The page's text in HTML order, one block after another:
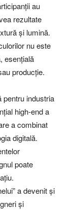
au
rezultate
și lumină.
nu este
esențială
producție.
pentru industria
high-end a
a combinat
digitală.
poate
a devenit și
și